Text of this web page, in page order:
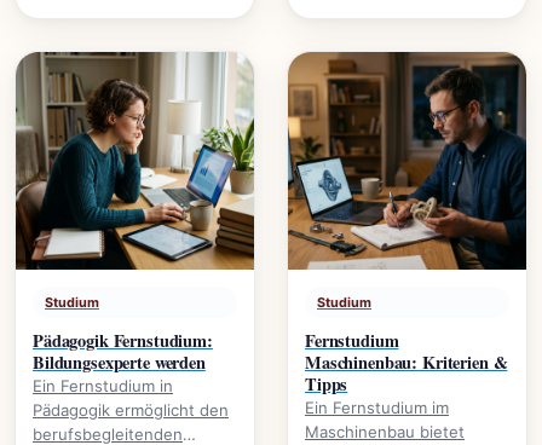
Studium
Pädagogik Fernstudium:
Bildungsexperte werden
Ein Fernstudium in
Pädagogik ermöglicht den
berufsbegleitenden
Studium
Fernstudium
Maschinenbau: Kriterien &
Tipps
Ein Fernstudium im
Maschinenbau bietet